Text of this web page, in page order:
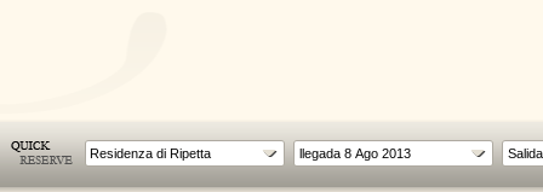
Residenza di Ripetta